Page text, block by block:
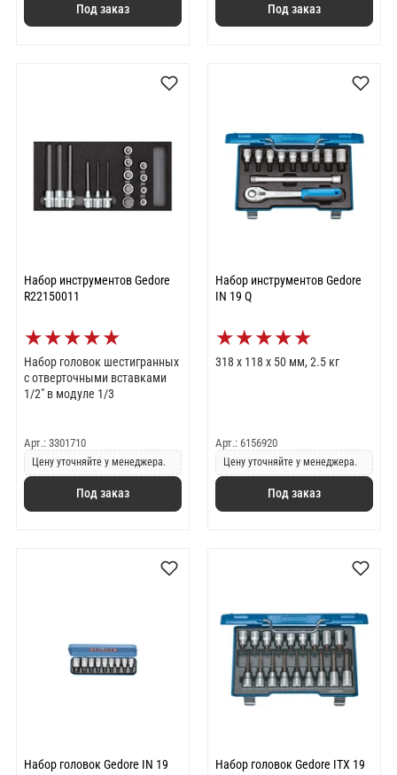
Под заказ Под заказ
Набор инструментов Gedore
R22150011
★★★★★
Набор головок шестигранных
с отверточными вставками
1/2" в модуле 1/3
Арт.: 3301710
Цену уточняйте у менеджера.
Под заказ
Набор инструментов Gedore
IN 19 Q
★★★★★
318 x 118 x 50 мм, 2.5 кг
Арт.: 6156920
Цену уточняйте у менеджера.
Под заказ
Набор головок Gedore IN 19
Набор головок Gedore ITX 19